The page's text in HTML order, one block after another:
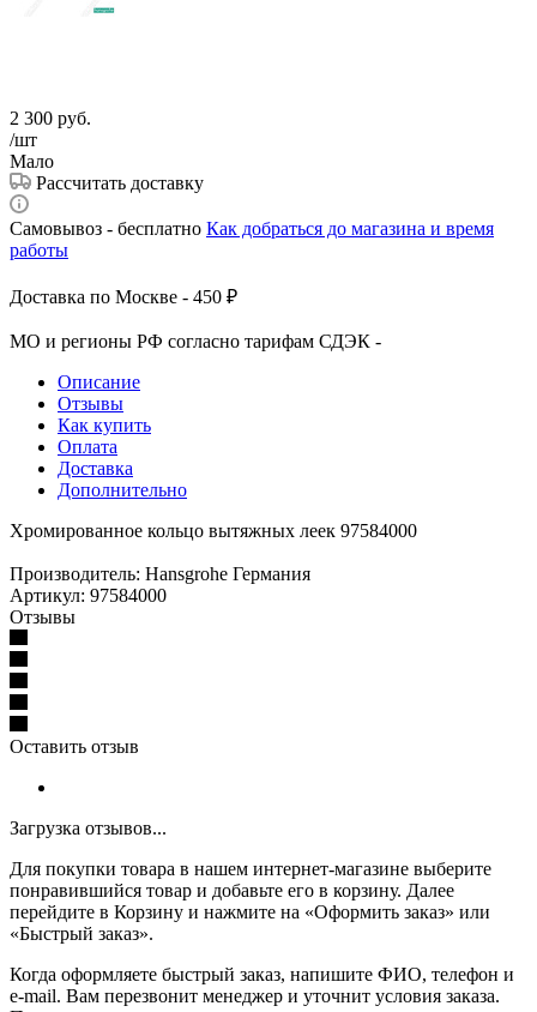
2 300 руб.
/шт
Мало
Рассчитать доставку
Самовывоз - бесплатно Как добраться до магазина и время
работы
Доставка по Москве - 450 ₽
МО и регионы РФ согласно тарифам СДЭК -
Описание
Отзывы
Как купить
Оплата
Доставка
Дополнительно
Хромированное кольцо вытяжных леек 97584000
Производитель: Hansgrohe Германия
Артикул: 97584000
Отзывы
Оставить отзыв
Загрузка отзывов...
Для покупки товара в нашем интернет-магазине выберите
понравившийся товар и добавьте его в корзину. Далее
перейдите в Корзину и нажмите на «Оформить заказ» или
«Быстрый заказ».
Когда оформляете быстрый заказ, напишите ФИО, телефон и
e-mail. Вам перезвонит менеджер и уточнит условия заказа.